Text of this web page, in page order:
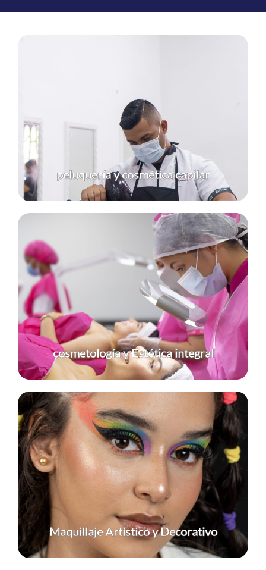
peluquería y cosmética capilar
Domina el arte de la peluquería con técnicas
modernas y prácticas.
Ver programa
cosmetología y Estética integral
Formación completa para realzar la belleza y el
bienestar desde adentro hacia afuera.
Ver programa
Maquillaje Artístico y Decorativo
Convierte el rostro en tu mejor lienzo y haz del
maquillaje una obra de arte.
Ver programa